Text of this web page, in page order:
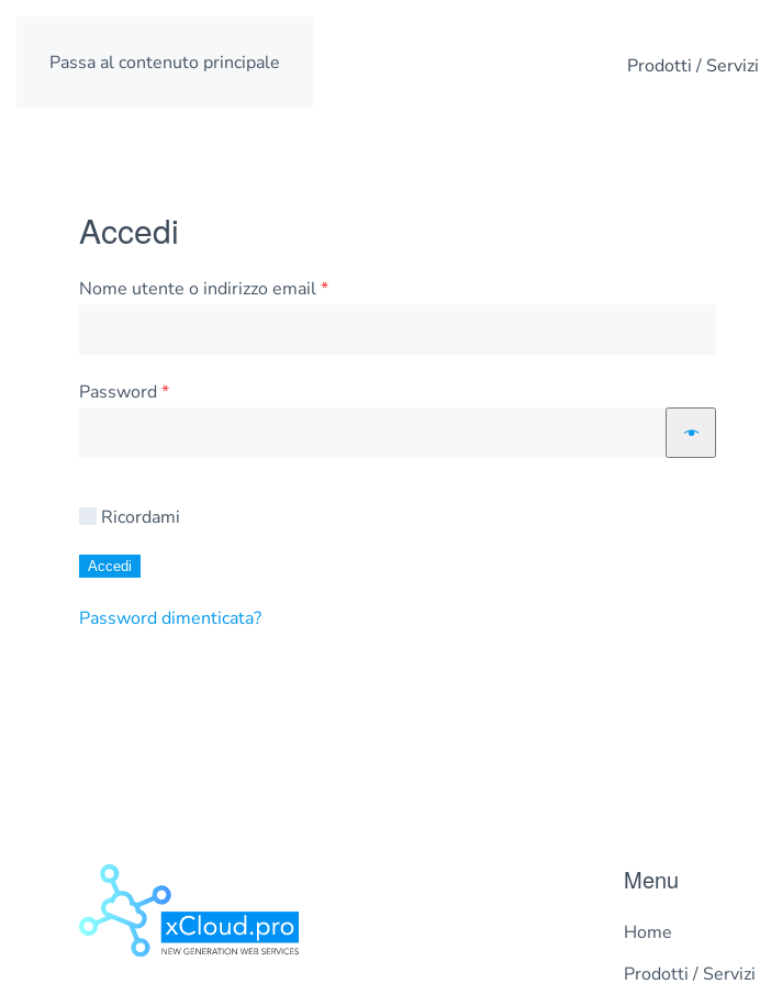
Passa al contenuto principale Prodotti / Servizi
Accedi
Nome utente o indirizzo email*Richiesto
Password *Richiesto
Ricordami
Accedi
Password dimenticata?
Menu
Home
Prodotti / Servizi